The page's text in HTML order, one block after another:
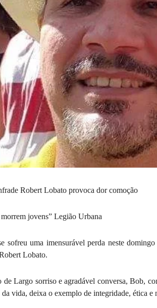
Robert Lobato provoca dor comoção
jovens” Legião Urbana
sofreu uma imensurável perda neste
Lobato.
Largo sorriso e agradável conversa, Bob,
vida, deixa o exemplo de integridade, ética